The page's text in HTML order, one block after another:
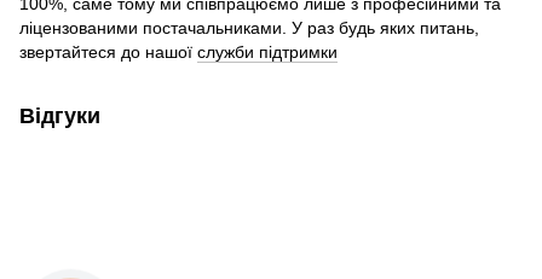
ліцензованими постачальниками. У раз будь яких питань,
звертайтеся до нашої служби підтримки
Відгуки